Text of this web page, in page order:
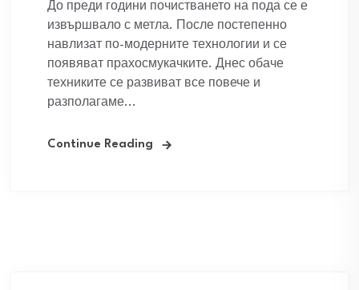
До преди години почистването на пода се е
извършвало с метла. После постепенно
навлизат по-модерните технологии и се
появяват прахосмукачките. Днес обаче
техниките се развиват все повече и
разполагаме...
Continue Reading